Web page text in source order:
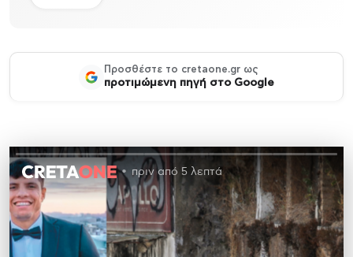
Προσθέστε το cretaone.gr ως
προτιμώμενη πηγή στο Google
πριν από 5 λεπτά